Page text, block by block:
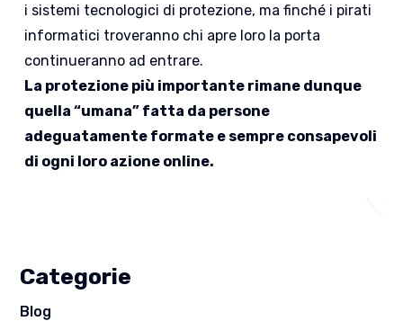
Categorie
Blog
i sistemi tecnologici di protezione, ma finché i pirati
informatici troveranno chi apre loro la porta
continueranno ad entrare.
La protezione più importante rimane dunque
quella “umana” fatta da persone
adeguatamente formate e sempre consapevoli
di ogni loro azione online.